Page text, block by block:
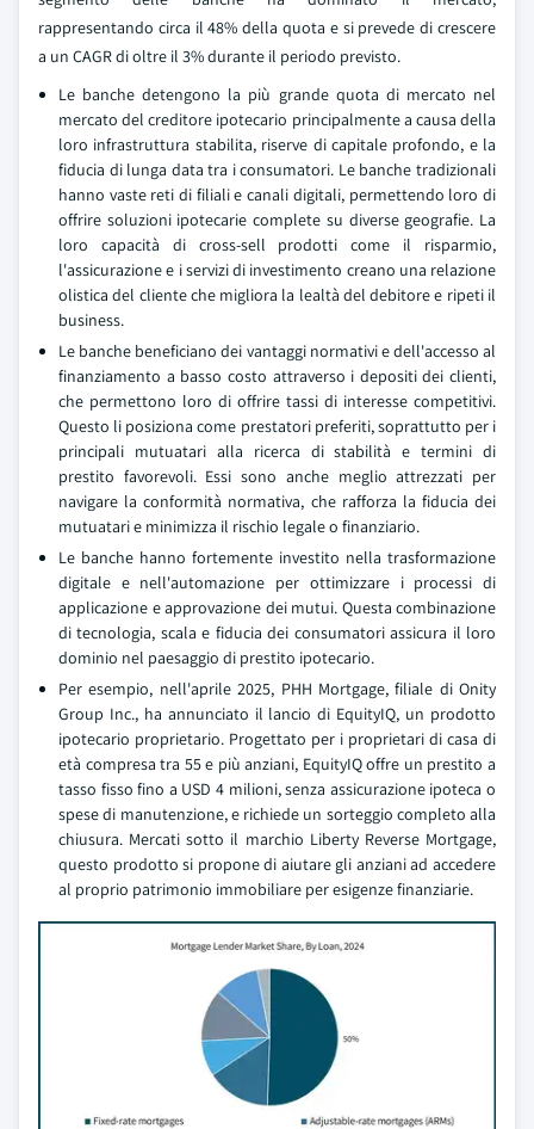
rappresentando circa il 48% della quota e si prevede di crescere
a un CAGR di oltre il 3% durante il periodo previsto.
Le banche detengono la più grande quota di mercato nel
mercato del creditore ipotecario principalmente a causa della
loro infrastruttura stabilita, riserve di capitale profondo, e la
fiducia di lunga data tra i consumatori. Le banche tradizionali
hanno vaste reti di filiali e canali digitali, permettendo loro di
offrire soluzioni ipotecarie complete su diverse geografie. La
loro capacità di cross-sell prodotti come il risparmio,
l'assicurazione e i servizi di investimento creano una relazione
olistica del cliente che migliora la lealtà del debitore e ripeti il
business.
Le banche beneficiano dei vantaggi normativi e dell'accesso al
finanziamento a basso costo attraverso i depositi dei clienti,
che permettono loro di offrire tassi di interesse competitivi.
Questo li posiziona come prestatori preferiti, soprattutto per i
principali mutuatari alla ricerca di stabilità e termini di
prestito favorevoli. Essi sono anche meglio attrezzati per
navigare la conformità normativa, che rafforza la fiducia dei
mutuatari e minimizza il rischio legale o finanziario.
Le banche hanno fortemente investito nella trasformazione
digitale e nell'automazione per ottimizzare i processi di
applicazione e approvazione dei mutui. Questa combinazione
di tecnologia, scala e fiducia dei consumatori assicura il loro
dominio nel paesaggio di prestito ipotecario.
Per esempio, nell'aprile 2025, PHH Mortgage, filiale di Onity
Group Inc., ha annunciato il lancio di EquityIQ, un prodotto
ipotecario proprietario. Progettato per i proprietari di casa di
età compresa tra 55 e più anziani, EquityIQ offre un prestito a
tasso fisso fino a USD 4 milioni, senza assicurazione ipoteca o
spese di manutenzione, e richiede un sorteggio completo alla
chiusura. Mercati sotto il marchio Liberty Reverse Mortgage,
questo prodotto si propone di aiutare gli anziani ad accedere
al proprio patrimonio immobiliare per esigenze finanziarie.